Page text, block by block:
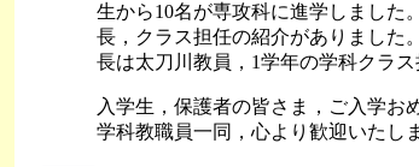
生から10名が専攻科に進学しました
長，クラス担任の紹介がありました
長は太刀川教員，1学年の学科クラス
入学生，保護者の皆さま，ご入学お
学科教職員一同，心より歓迎いたし